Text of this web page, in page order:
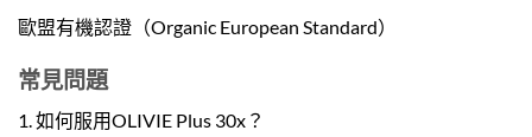
歐盟有機認證（Organic European Standard）
常見問題
1. 如何服用OLIVIE Plus 30x？